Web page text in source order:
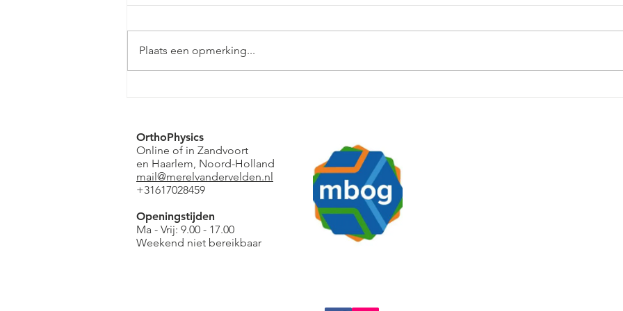
Plaats een opmerking...
OrthoPhysics
Online of in Zandvoort
en Haarlem, Noord-Holland
mail@merelvandervelden.nl
+31617028459
Openingstijden
Ma - Vrij: 9.00 - 17.00
Weekend niet bereikbaar